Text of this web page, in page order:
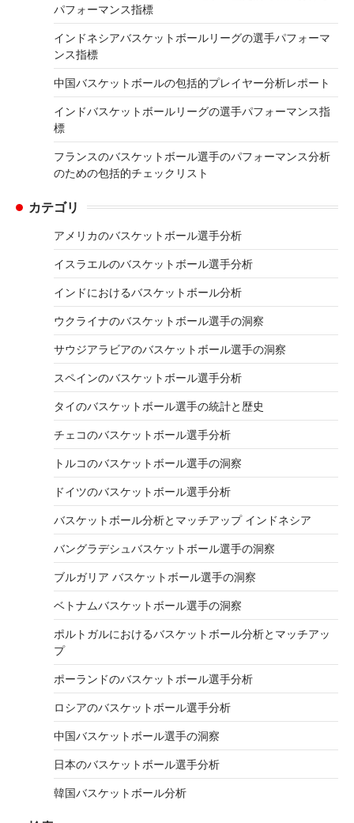
パフォーマンス指標
インドネシアバスケットボールリーグの選手パフォーマ
ンス指標
中国バスケットボールの包括的プレイヤー分析レポート
インドバスケットボールリーグの選手パフォーマンス指
標
フランスのバスケットボール選手のパフォーマンス分析
のための包括的チェックリスト
カテゴリ
アメリカのバスケットボール選手分析
イスラエルのバスケットボール選手分析
インドにおけるバスケットボール分析
ウクライナのバスケットボール選手の洞察
サウジアラビアのバスケットボール選手の洞察
スペインのバスケットボール選手分析
タイのバスケットボール選手の統計と歴史
チェコのバスケットボール選手分析
トルコのバスケットボール選手の洞察
ドイツのバスケットボール選手分析
バスケットボール分析とマッチアップ インドネシア
バングラデシュバスケットボール選手の洞察
ブルガリア バスケットボール選手の洞察
ベトナムバスケットボール選手の洞察
ポルトガルにおけるバスケットボール分析とマッチアッ
プ
ポーランドのバスケットボール選手分析
ロシアのバスケットボール選手分析
中国バスケットボール選手の洞察
日本のバスケットボール選手分析
韓国バスケットボール分析